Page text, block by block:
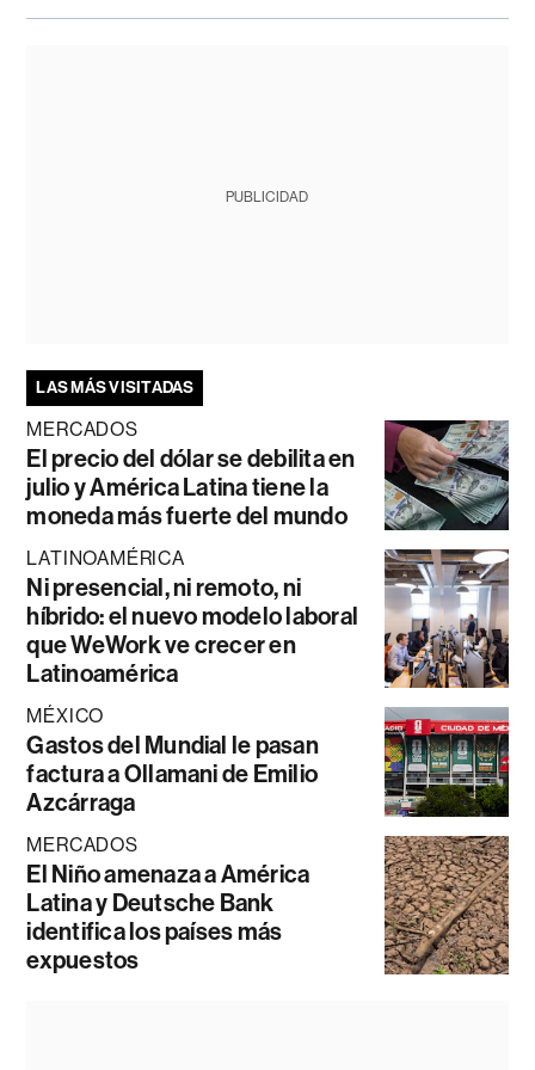
PUBLICIDAD
LAS MÁS VISITADAS
MERCADOS
El precio del dólar se debilita en
julio y América Latina tiene la
moneda más fuerte del mundo
LATINOAMÉRICA
Ni presencial, ni remoto, ni
híbrido: el nuevo modelo laboral
que WeWork ve crecer en
Latinoamérica
MÉXICO
Gastos del Mundial le pasan
factura a Ollamani de Emilio
Azcárraga
MERCADOS
El Niño amenaza a América
Latina y Deutsche Bank
identifica los países más
expuestos